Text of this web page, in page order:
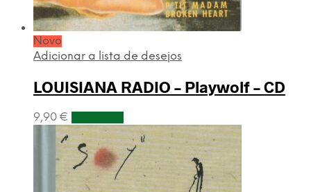
Novo
Adicionar a lista de desejos
LOUISIANA RADIO – Playwolf – CD
9,90 €